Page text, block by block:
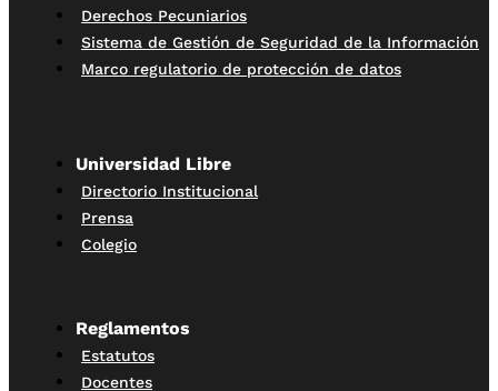
Derechos Pecuniarios
Sistema de Gestión de Seguridad de la Información
Marco regulatorio de protección de datos
Universidad Libre
Directorio Institucional
Prensa
Colegio
Reglamentos
Estatutos
Docentes